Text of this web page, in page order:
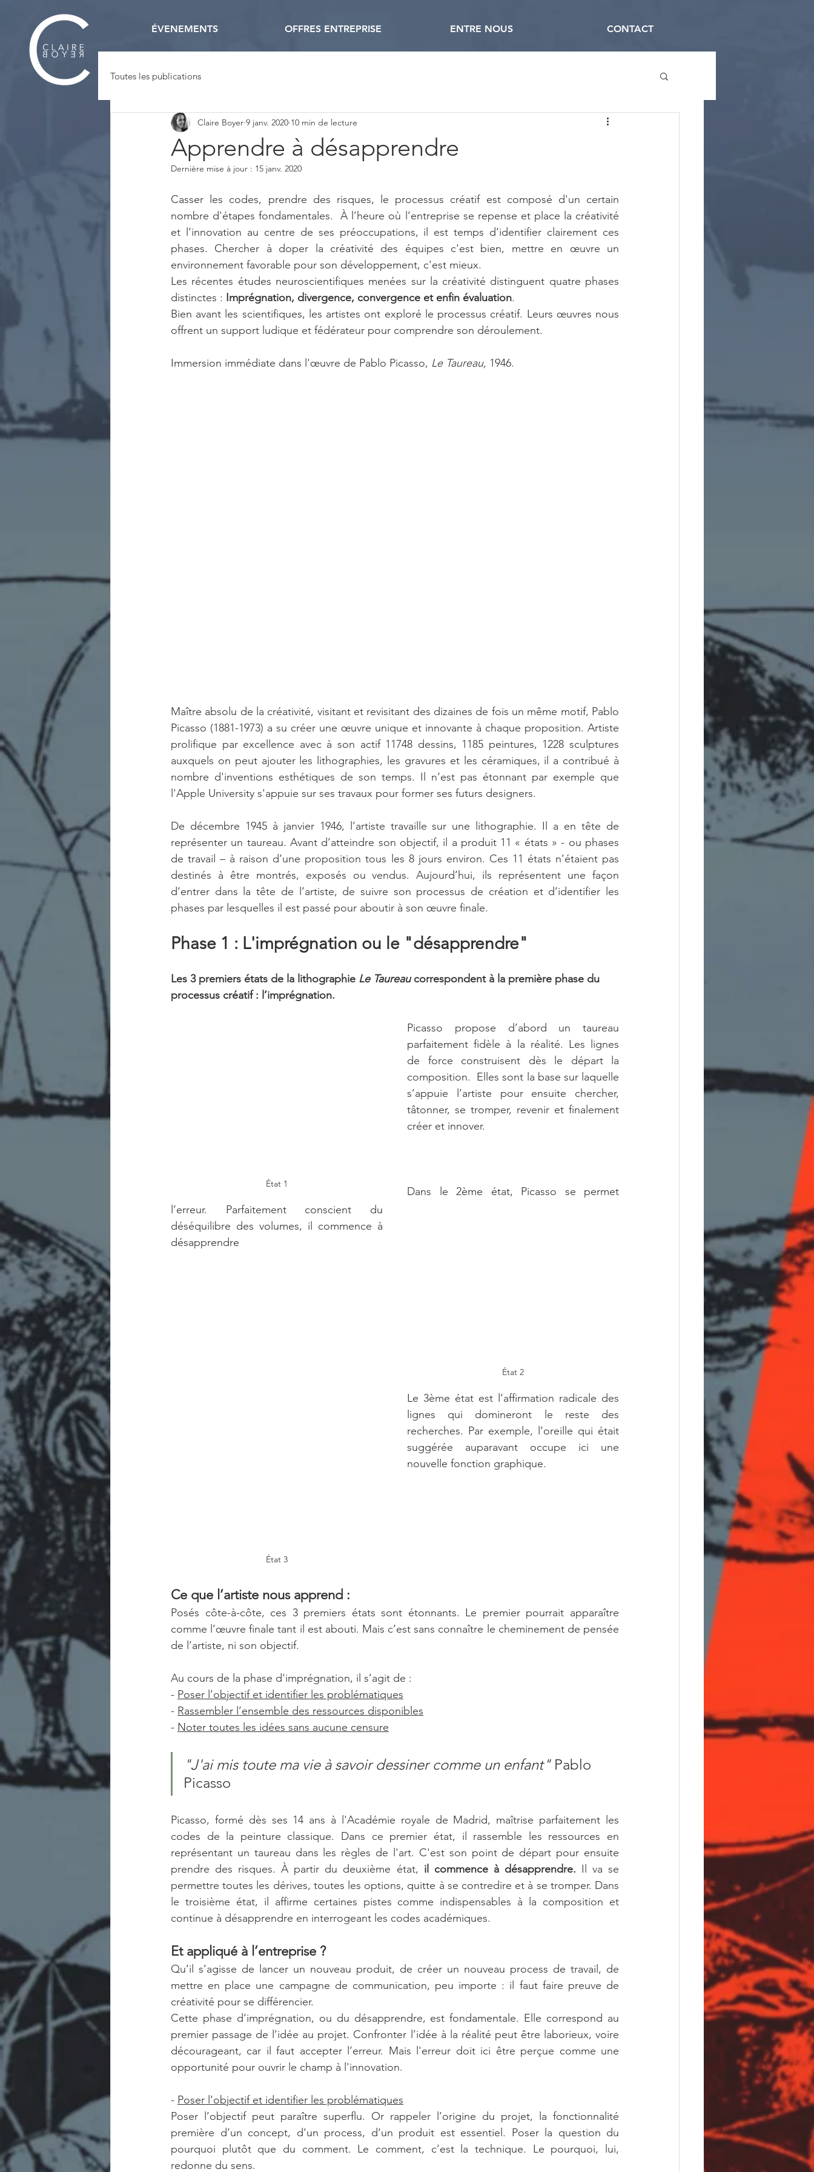
ÉVENEMENTS OFFRES ENTREPRISE ENTRE NOUS CONTACT
Toutes les publications
Apprendre à désapprendre
Claire Boyer 9 janv. 2020 10 min de lecture
Dernière mise à jour : 15 janv. 2020
Casser les codes, prendre des risques, le processus créatif est composé d'un certain
nombre d'étapes fondamentales.  À l’heure où l’entreprise se repense et place la créativité
et l’innovation au centre de ses préoccupations, il est temps d’identifier clairement ces
phases. Chercher à doper la créativité des équipes c'est bien, mettre en œuvre un
environnement favorable pour son développement, c'est mieux.
Les récentes études neuroscientifiques menées sur la créativité distinguent quatre phases
distinctes : Imprégnation, divergence, convergence et enfin évaluation.
Bien avant les scientifiques, les artistes ont exploré le processus créatif. Leurs œuvres nous
offrent un support ludique et fédérateur pour comprendre son déroulement.
Immersion immédiate dans l'œuvre de Pablo Picasso, Le Taureau, 1946.
Maître absolu de la créativité, visitant et revisitant des dizaines de fois un même motif, Pablo
Picasso (1881-1973) a su créer une œuvre unique et innovante à chaque proposition. Artiste
prolifique par excellence avec à son actif 11748 dessins, 1185 peintures, 1228 sculptures
auxquels on peut ajouter les lithographies, les gravures et les céramiques, il a contribué à
nombre d'inventions esthétiques de son temps. Il n’est pas étonnant par exemple que
l'Apple University s'appuie sur ses travaux pour former ses futurs designers.
De décembre 1945 à janvier 1946, l’artiste travaille sur une lithographie. Il a en tête de
représenter un taureau. Avant d’atteindre son objectif, il a produit 11 « états » - ou phases
de travail – à raison d’une proposition tous les 8 jours environ. Ces 11 états n’étaient pas
destinés à être montrés, exposés ou vendus. Aujourd’hui, ils représentent une façon
d’entrer dans la tête de l’artiste, de suivre son processus de création et d’identifier les
phases par lesquelles il est passé pour aboutir à son œuvre finale.
Phase 1 : L'imprégnation ou le "désapprendre"
Les 3 premiers états de la lithographie Le Taureau correspondent à la première phase du
processus créatif : l’imprégnation.
État 1
Picasso propose d’abord un taureau
parfaitement fidèle à la réalité. Les lignes
de force construisent dès le départ la
composition.  Elles sont la base sur laquelle
s’appuie l’artiste pour ensuite chercher,
tâtonner, se tromper, revenir et finalement
créer et innover.
État 2
Dans le 2ème état, Picasso se permet
l’erreur. Parfaitement conscient du
déséquilibre des volumes, il commence à
désapprendre
État 3
Le 3ème état est l’affirmation radicale des
lignes qui domineront le reste des
recherches. Par exemple, l’oreille qui était
suggérée auparavant occupe ici une
nouvelle fonction graphique.
Ce que l’artiste nous apprend :
Posés côte-à-côte, ces 3 premiers états sont étonnants. Le premier pourrait apparaître
comme l’œuvre finale tant il est abouti. Mais c’est sans connaître le cheminement de pensée
de l’artiste, ni son objectif.
Au cours de la phase d'imprégnation, il s’agit de :
- Poser l’objectif et identifier les problématiques
- Rassembler l’ensemble des ressources disponibles
- Noter toutes les idées sans aucune censure
"J'ai mis toute ma vie à savoir dessiner comme un enfant" Pablo
Picasso
Picasso, formé dès ses 14 ans à l'Académie royale de Madrid, maîtrise parfaitement les
codes de la peinture classique. Dans ce premier état, il rassemble les ressources en
représentant un taureau dans les règles de l'art. C'est son point de départ pour ensuite
prendre des risques. À partir du deuxième état, il commence à désapprendre. Il va se
permettre toutes les dérives, toutes les options, quitte à se contredire et à se tromper. Dans
le troisième état, il affirme certaines pistes comme indispensables à la composition et
continue à désapprendre en interrogeant les codes académiques.
Et appliqué à l’entreprise ?
Qu’il s’agisse de lancer un nouveau produit, de créer un nouveau process de travail, de
mettre en place une campagne de communication, peu importe : il faut faire preuve de
créativité pour se différencier.
Cette phase d’imprégnation, ou du désapprendre, est fondamentale. Elle correspond au
premier passage de l’idée au projet. Confronter l’idée à la réalité peut être laborieux, voire
décourageant, car il faut accepter l’erreur. Mais l'erreur doit ici être perçue comme une
opportunité pour ouvrir le champ à l'innovation.
- Poser l’objectif et identifier les problématiques
Poser l’objectif peut paraître superflu. Or rappeler l’origine du projet, la fonctionnalité
première d’un concept, d’un process, d’un produit est essentiel. Poser la question du
pourquoi plutôt que du comment. Le comment, c’est la technique. Le pourquoi, lui,
redonne du sens.